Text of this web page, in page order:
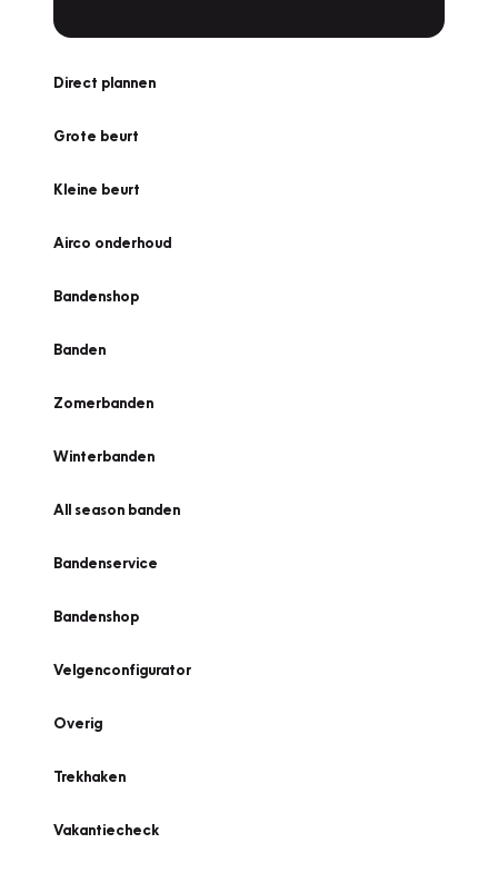
Direct plannen
Grote beurt
Kleine beurt
Airco onderhoud
Bandenshop
Banden
Zomerbanden
Winterbanden
All season banden
Bandenservice
Bandenshop
Velgenconfigurator
Overig
Trekhaken
Vakantiecheck